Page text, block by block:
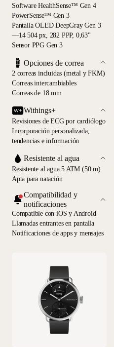
Software HealthSense™ Gen 4
PowerSense™ Gen 3
Pantalla OLED DeepGray Gen 3
—14 504 px, 282 PPP, 0,63"
Sensor PPG Gen 3
Opciones de correa
2 correas incluidas (metal y FKM)
Correas intercambiables
Correas de 18 mm
Withings+
Revisiones de ECG por cardiólogo
Incorporación personalizada,
tendencias e información
Resistente al agua
Resistente al agua 5 ATM (50 m)
Apta para natación
Compatibilidad y
notificaciones
Compatible con iOS y Android
Llamadas entrantes en pantalla
Notificaciones de apps y mensajes